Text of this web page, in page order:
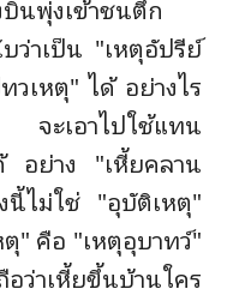
บินพุ่งเข้าชนตึก
ว่าเป็น "เหตุอัปรีย์
เหตุ" ได้ อย่างไร
เอาไปใช้แทน
อย่าง "เหี้ยคลาน
นี้ไม่ใช่ "อุบัติเหตุ"
" คือ "เหตุอุบาทว์"
ว่าเหี้ยขึ้นบ้านใคร